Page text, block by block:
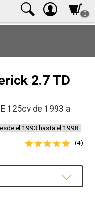
0
2.7 TD
125cv de 1993 a
el 1993 hasta el 1998
(4)